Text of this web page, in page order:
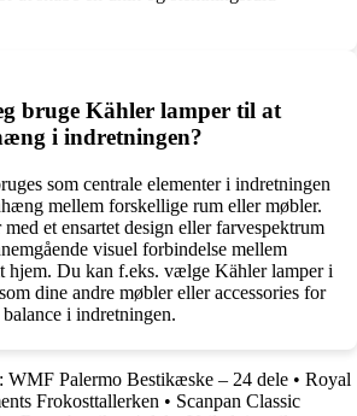
bruge Kähler lamper til at
i indretningen?
som centrale elementer i indretningen
mellem forskellige rum eller møbler.
et ensartet design eller farvespektrum
visuel forbindelse mellem
hjem. Du kan f.eks. vælge Kähler lamper i
dine andre møbler eller accessories for
i indretningen.
WMF Palermo Bestikæske – 24 dele • Royal
Frokosttallerken • Scanpan Classic